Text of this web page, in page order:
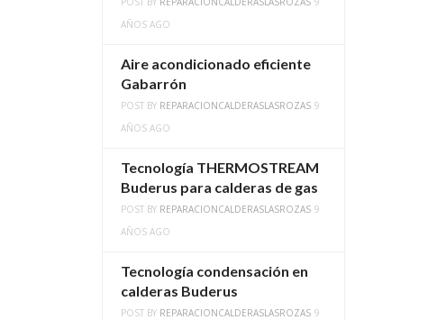
AÑOS AGO
Aire acondicionado eficiente
Gabarrón
POST BY REPARACIONCALDERASLASROZAS 9
AÑOS AGO
Tecnología THERMOSTREAM
Buderus para calderas de gas
POST BY REPARACIONCALDERASLASROZAS 9
AÑOS AGO
Tecnología condensación en
calderas Buderus
POST BY REPARACIONCALDERASLASROZAS 9